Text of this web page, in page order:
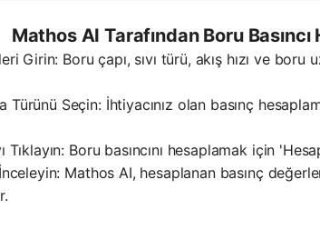
Mathos AI Tarafından Boru Basıncı
Girin: Boru çapı, sıvı türü, akış hızı ve
Türünü Seçin: İhtiyacınız olan basınç
Tıklayın: Boru basıncını hesaplamak için
Mathos AI, hesaplanan basınç